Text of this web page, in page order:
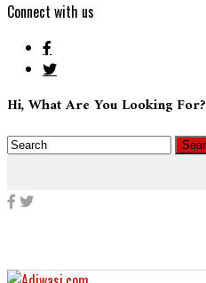
Connect with us
Hi, What Are You Looking For?